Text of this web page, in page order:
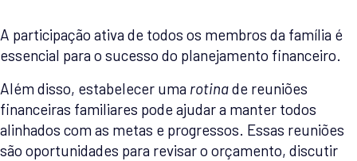
A participação ativa de todos os membros da família é
essencial para o sucesso do planejamento financeiro.
Além disso, estabelecer uma rotinade reuniões
financeiras familiares pode ajudar a manter todos
alinhados com as metas e progressos. Essas reuniões
são oportunidades para revisar o orçamento, discutir